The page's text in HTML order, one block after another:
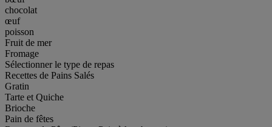
chocolat
œuf
poisson
Fruit de mer
Fromage
Sélectionner le type de repas
Recettes de Pains Salés
Gratin
Tarte et Quiche
Brioche
Pain de fêtes